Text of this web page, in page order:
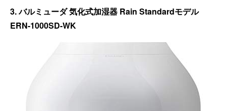
3. バルミューダ 気化式加湿器 Rain Standardモデル
ERN-1000SD-WK